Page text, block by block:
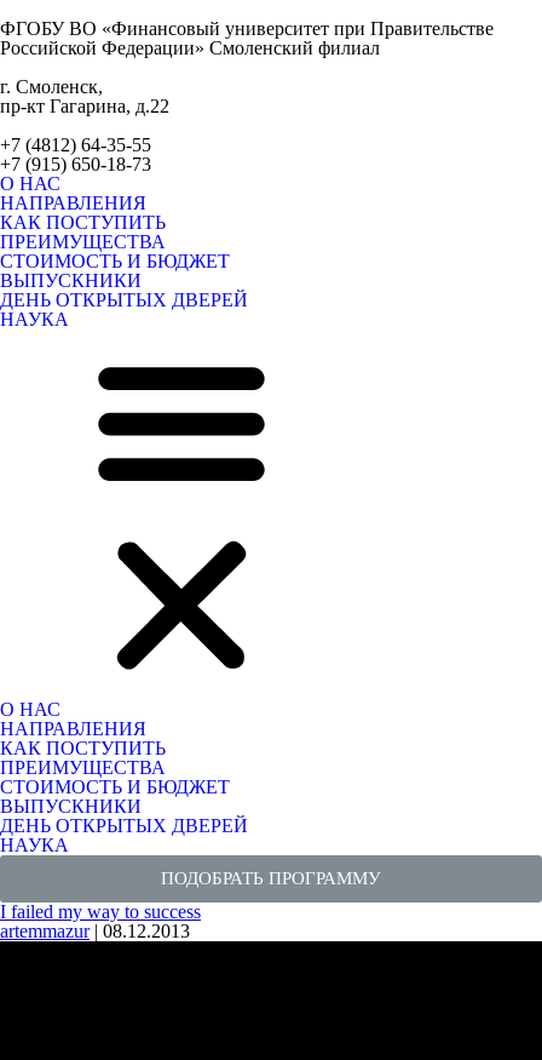
ФГОБУ ВО «Финансовый университет при Правительстве
Российской Федерации» Смоленский филиал
г. Смоленск,
пр-кт Гагарина, д.22
+7 (4812) 64-35-55
+7 (915) 650-18-73
О НАС
НАПРАВЛЕНИЯ
КАК ПОСТУПИТЬ
ПРЕИМУЩЕСТВА
СТОИМОСТЬ И БЮДЖЕТ
ВЫПУСКНИКИ
ДЕНЬ ОТКРЫТЫХ ДВЕРЕЙ
НАУКА
О НАС
НАПРАВЛЕНИЯ
КАК ПОСТУПИТЬ
ПРЕИМУЩЕСТВА
СТОИМОСТЬ И БЮДЖЕТ
ВЫПУСКНИКИ
ДЕНЬ ОТКРЫТЫХ ДВЕРЕЙ
НАУКА
ПОДОБРАТЬ ПРОГРАММУ
I failed my way to success
artemmazur | 08.12.2013